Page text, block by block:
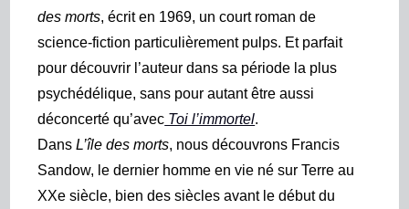
des morts, écrit en 1969, un court roman de
science-fiction particulièrement pulps. Et parfait
pour découvrir l’auteur dans sa période la plus
psychédélique, sans pour autant être aussi
déconcerté qu’avec Toi l’immortel.
DansL’île des morts, nous découvrons Francis
Sandow, le dernier homme en vie né sur Terre au
XXe siècle, bien des siècles avant le début du